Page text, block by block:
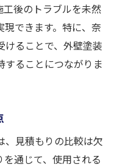
工後のトラブルを未然
現できます。特に、奈
けることで、外壁塗装
することにつながりま
、見積もりの比較は欠
通じて、使用される